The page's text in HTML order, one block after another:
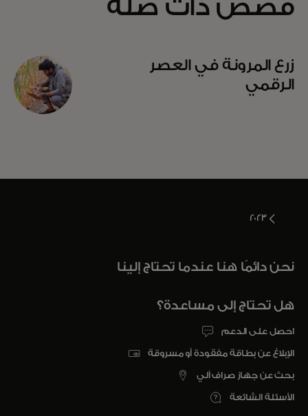
قصص ذات صلة
زرع المرونة في العصر
الرقمي
2023
نحن دائمًا هنا عندما تحتاج إلينا
هل تحتاج إلى مساعدة؟
احصل على الدعم
الإبلاغ عن بطاقة مفقودة أو مسروقة
بحث عن جهاز صراف آلي
الأسئلة الشائعة